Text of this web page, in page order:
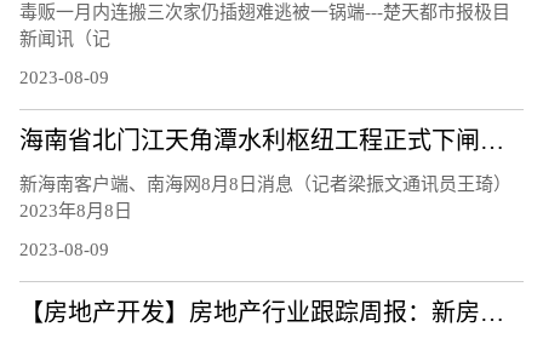
毒贩一月内连搬三次家仍插翅难逃被一锅端---楚天都市报极目
新闻讯（记
2023-08-09
海南省北门江天角潭水利枢纽工程正式下闸蓄水
新海南客户端、南海网8月8日消息（记者梁振文通讯员王琦）
2023年8月8日
2023-08-09
【房地产开发】房地产行业跟踪周报：新房二手房销售持续下行，南京郑州等地发布楼市新政